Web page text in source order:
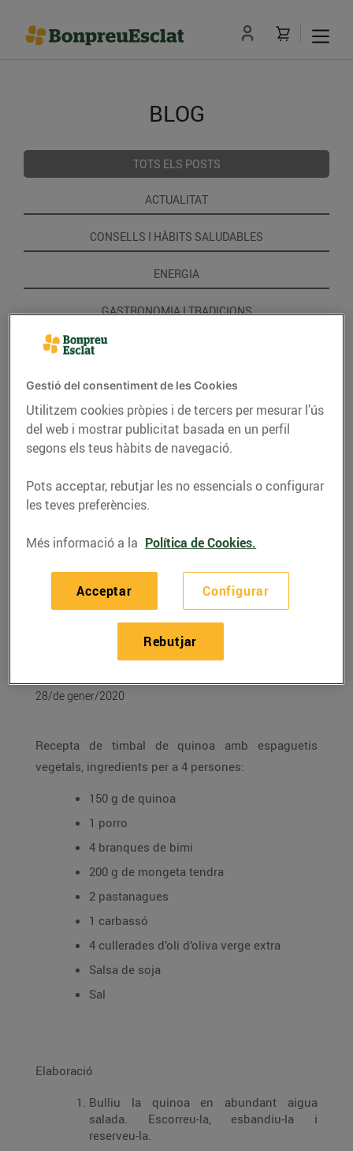
BLOG
TOTS ELS POSTS
ACTUALITAT
CONSELLS I HÀBITS SALUDABLES
ENERGIA
GASTRONOMIA I TRADICIONS
RECEPTES
Recepta de timbal de
quinoa amb espaguetis
vegetals
28/de gener/2020
Recepta de timbal de quinoa amb espaguetis
vegetals, ingredients per a 4 persones:
150 g de quinoa
1 porro
4 branques de bimi
200 g de mongeta tendra
2 pastanagues
1 carbassó
4 cullerades d’oli d’oliva verge extra
Salsa de soja
Sal
Elaboració
Bulliu la quinoa en abundant aigua
salada. Escorreu-la, esbandiu-la i
reserveu-la.
Gestió del consentiment de les Cookies
Utilitzem cookies pròpies i de tercers per mesurar l’ús
del web i mostrar publicitat basada en un perfil
segons els teus hàbits de navegació.
Pots acceptar, rebutjar les no essencials o configurar
les teves preferències.
Més informació a la Política de Cookies.
Configurar
Rebutjar
Acceptar